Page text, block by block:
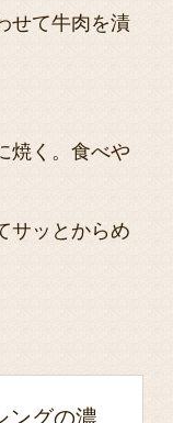
せて牛肉を漬
焼く。食べや
サッとからめ
ングの濃